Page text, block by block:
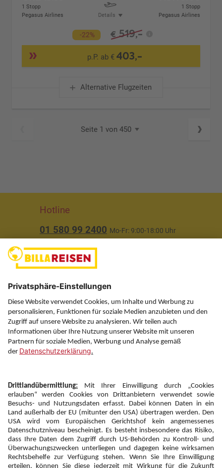
1 Stopp
Pegasus Airlines
Details
1 Stopp
Pegasus Airlines
-22% € 519,-
p.P. ab € 403,-
Alternative Flugzeiten
Seite 1 von 450
Hotline
01 580 99 2400 Mo-Fr: 9:00-18:00 Uhr
Über uns
Service
Information
Folgen Sie uns auf
Newsletter:
Anmelden